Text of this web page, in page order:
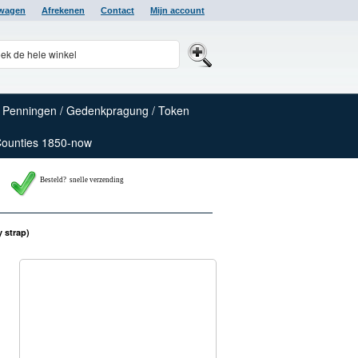
Afrekenen Contact Mijn account
Penningen / Gedenkpragung / Token
1850-now
Besteld? snelle verzending
strap)